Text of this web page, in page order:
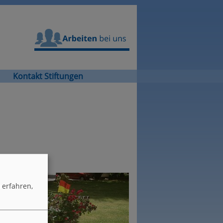
Arbeiten bei uns
Kontakt Stiftungen
erfahren,